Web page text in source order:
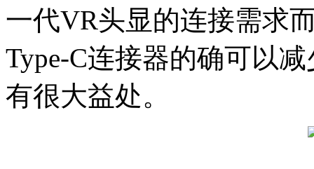
一代VR头显的连接需求
Type-C连接器的确可以
有很大益处。